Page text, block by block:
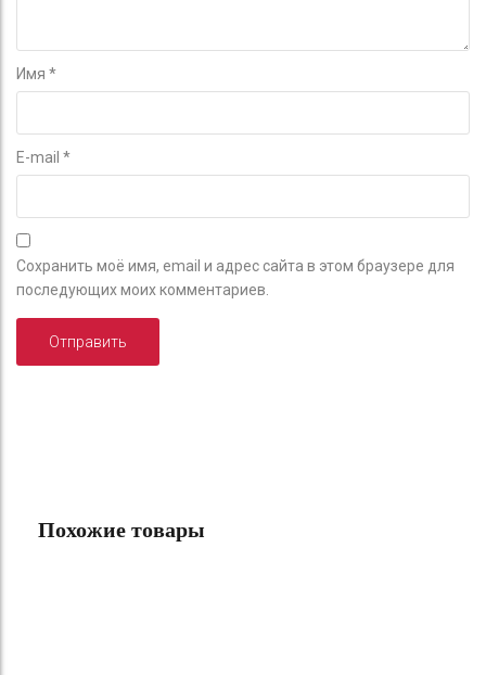
Имя *
E-mail *
Сохранить моё имя, email и адрес сайта в этом браузере для
последующих моих комментариев.
Похожие товары